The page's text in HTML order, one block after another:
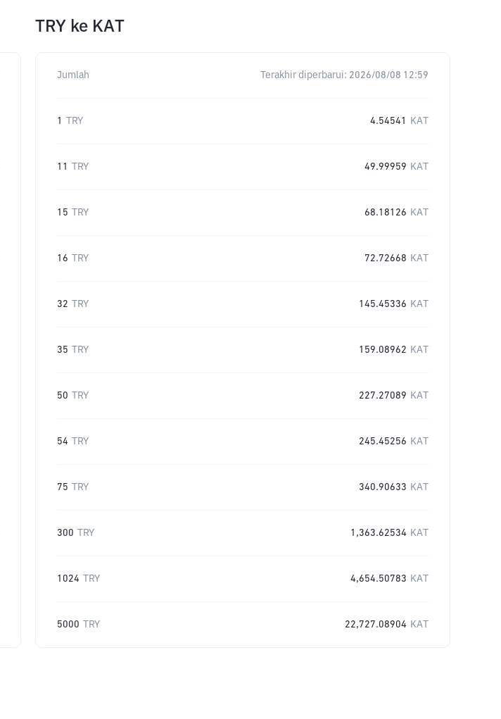
TRY ke KAT
Jumlah Terakhir diperbarui: 2026/08/08 12:59
1 TRY 4.54541 KAT
11 TRY 49.99959 KAT
15 TRY 68.18126 KAT
16 TRY 72.72668 KAT
32 TRY 145.45336 KAT
35 TRY 159.08962 KAT
50 TRY 227.27089 KAT
54 TRY 245.45256 KAT
75 TRY 340.90633 KAT
300 TRY 1,363.62534 KAT
1024 TRY 4,654.50783 KAT
5000 TRY 22,727.08904 KAT